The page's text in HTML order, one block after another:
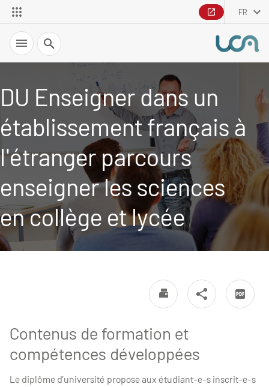
FR
Recherche
DU Enseigner dans un
établissement français à
l'étranger parcours
enseigner les sciences
en collège et lycée
Contenus de formation et
compétences développées
Le diplôme d’université propose aux étudiant-e-s inscrit-e-s